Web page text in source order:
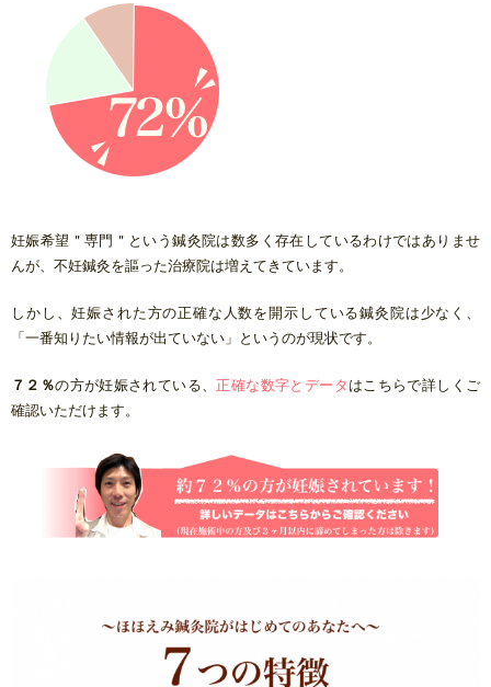
妊娠希望＂専門＂という鍼灸院は数多く存在しているわけではありませ
んが、不妊鍼灸を謳った治療院は増えてきています。
しかし、妊娠された方の正確な人数を開示している鍼灸院は少なく、
「一番知りたい情報が出ていない」というのが現状です。
７２％の方が妊娠されている、正確な数字とデータはこちらで詳しくご
確認いただけます。